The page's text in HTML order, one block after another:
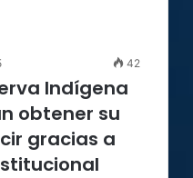
42
Indígena
obtener su
gracias a